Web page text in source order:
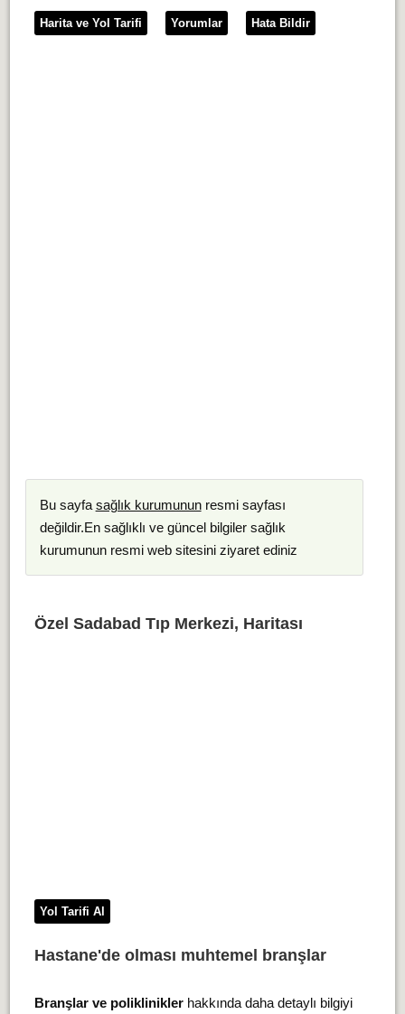
Harita ve Yol Tarifi Yorumlar Hata Bildir
Bu sayfa sağlık kurumununresmi sayfası
değildir.En sağlıklı ve güncel bilgiler sağlık
kurumunun resmi web sitesini ziyaret ediniz
Özel Sadabad Tıp Merkezi, Haritası
Yol Tarifi Al
Hastane'de olması muhtemel branşlar
Branşlar ve polikliniklerhakkında daha detaylı bilgiyi